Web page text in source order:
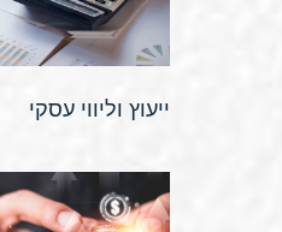
ייעוץ וליווי עסקי